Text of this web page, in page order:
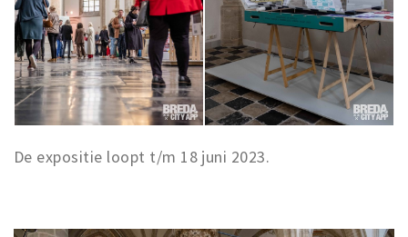
De expositie loopt t/m 18 juni 2023.